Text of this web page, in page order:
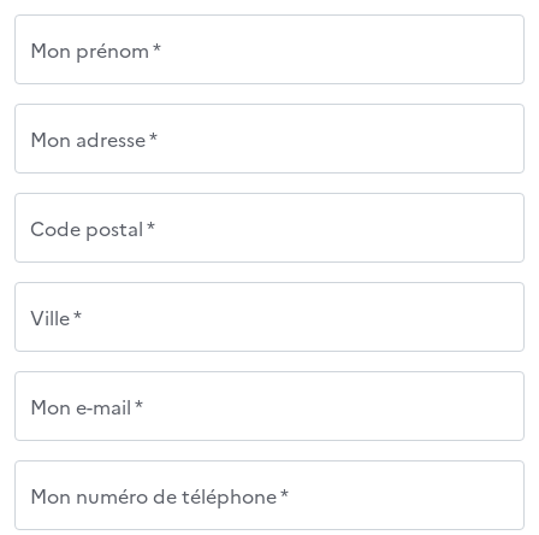
Mon prénom *
Mon adresse *
Code postal *
Ville *
Mon e-mail *
Mon numéro de téléphone *